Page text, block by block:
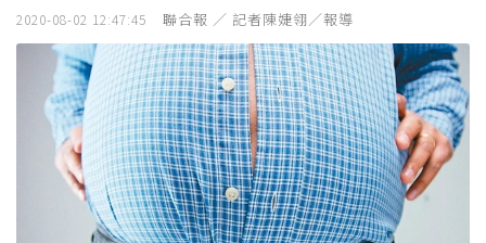
2020-08-02 12:47:45 聯合報 ／ 記者陳婕翎／報導